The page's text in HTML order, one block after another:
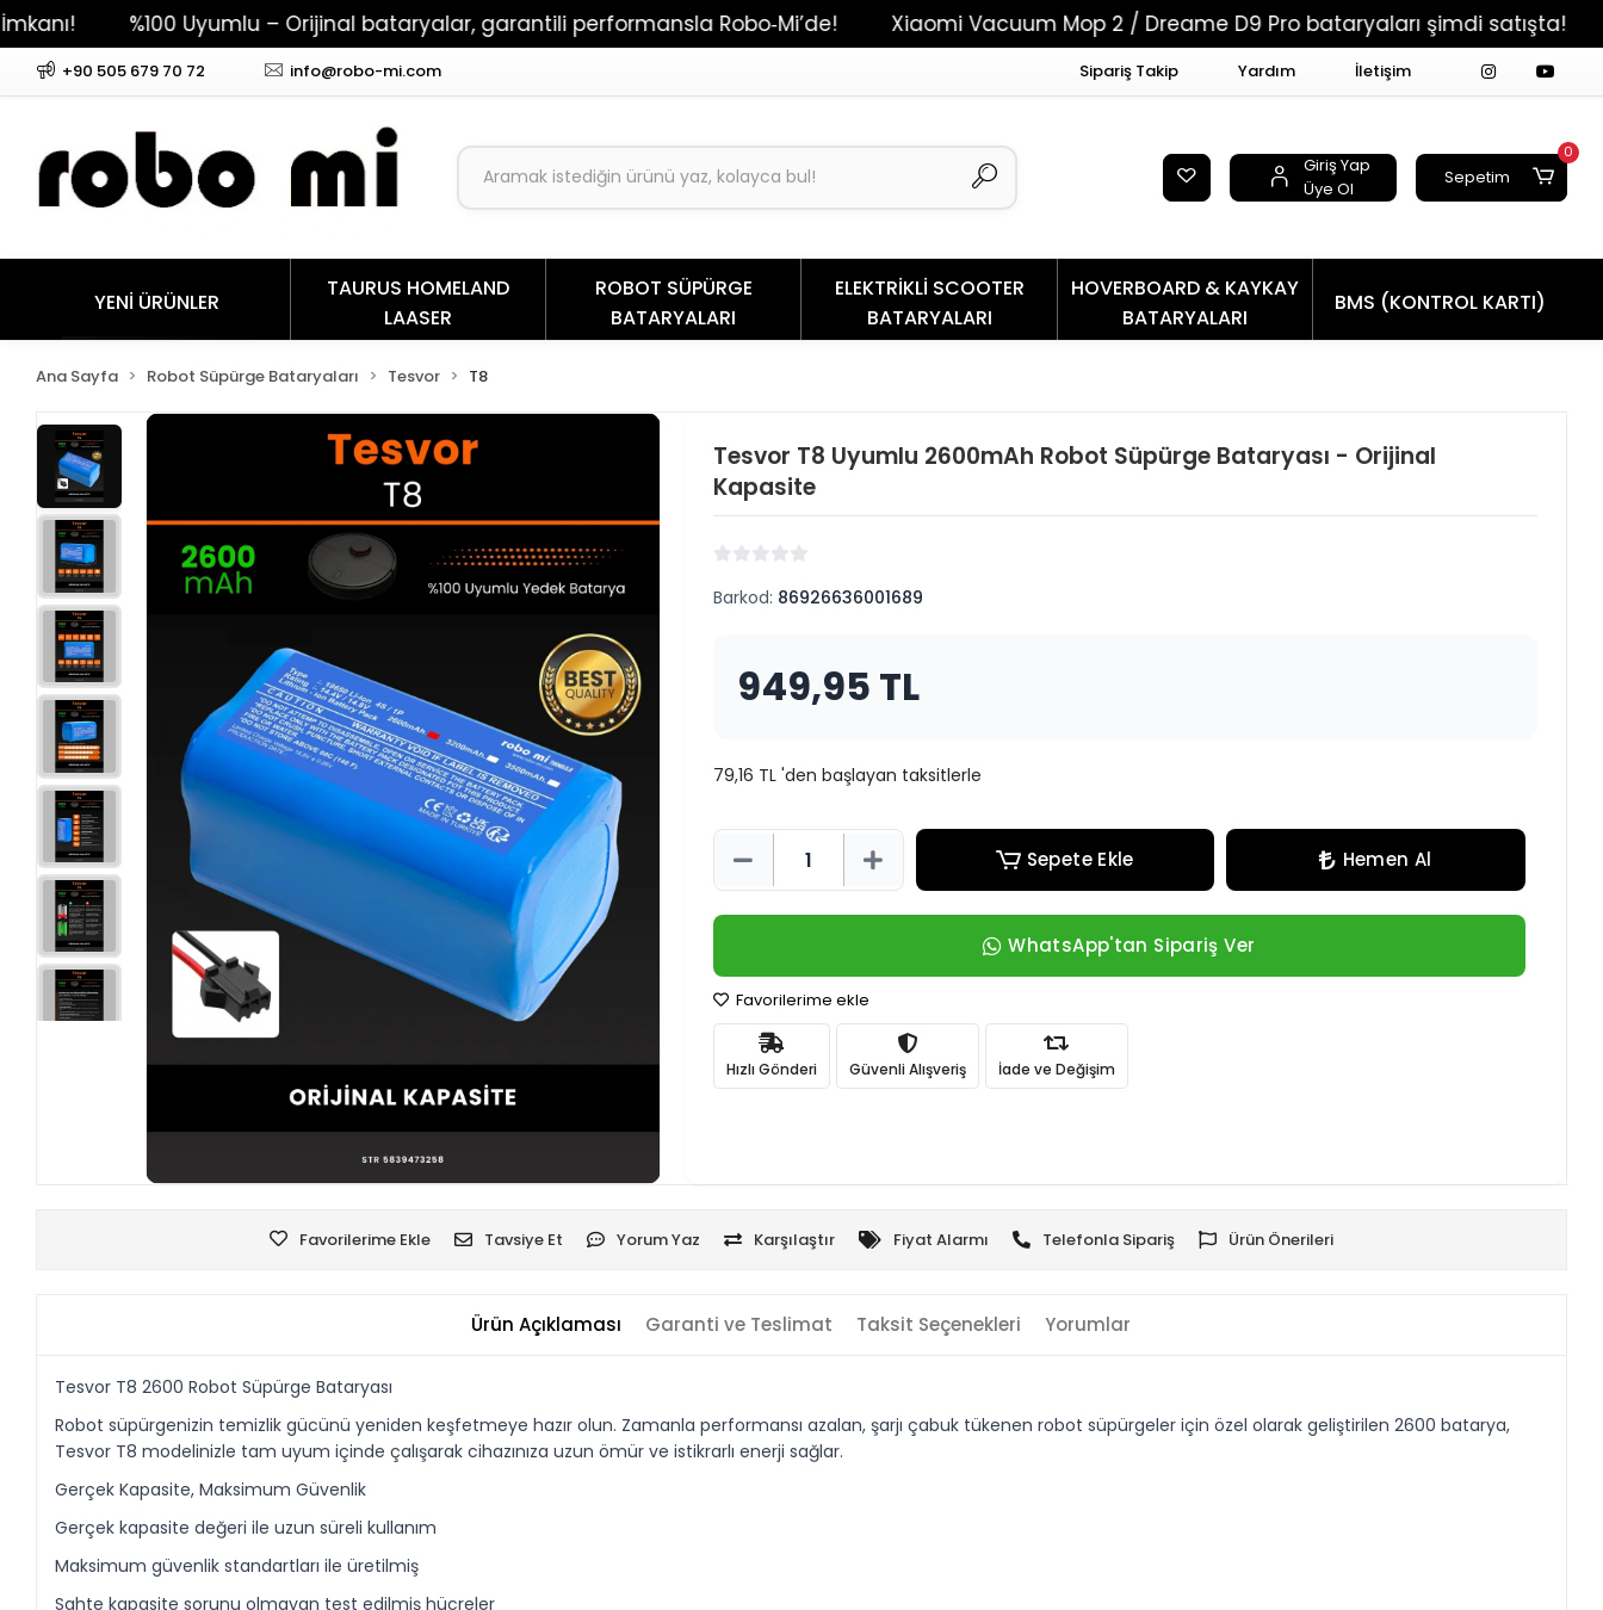
%100 Uyumlu – Orijinal bataryalar, garantili performansla Robo‑Mi’de! Xiaomi Vacuum Mop 2 / Dreame D9 Pro bataryaları şimdi satışta! Tüm
+90 505 679 70 72 info@robo-mi.com Sipariş Takip Yardım İletişim
Giriş Yap
Üye Ol
Sepetim
0
YENİ ÜRÜNLER
TAURUS HOMELAND
LAASER
ROBOT SÜPÜRGE
BATARYALARI
ELEKTRİKLİ SCOOTER
BATARYALARI
HOVERBOARD & KAYKAY
BATARYALARI
BMS (KONTROL KARTI)
Ana Sayfa Robot Süpürge Bataryaları Tesvor T8
Tesvor T8 Uyumlu 2600mAh Robot Süpürge Bataryası - Orijinal
Kapasite
Barkod: 86926636001689
949,95 TL
79,16 TL 'den başlayan taksitlerle
Sepete Ekle Hemen Al
WhatsApp'tan Sipariş Ver
Favorilerime ekle
Hızlı Gönderi Güvenli Alışveriş İade ve Değişim
Favorilerime Ekle Tavsiye Et Yorum Yaz Karşılaştır Fiyat Alarmı Telefonla Sipariş Ürün Önerileri
Ürün Açıklaması Garanti ve Teslimat Taksit Seçenekleri Yorumlar
Tesvor T8 2600 Robot Süpürge Bataryası
Robot süpürgenizin temizlik gücünü yeniden keşfetmeye hazır olun. Zamanla performansı azalan, şarjı çabuk tükenen robot süpürgeler için özel olarak geliştirilen 2600 batarya,
Tesvor T8 modelinizle tam uyum içinde çalışarak cihazınıza uzun ömür ve istikrarlı enerji sağlar.
Gerçek Kapasite, Maksimum Güvenlik
Gerçek kapasite değeri ile uzun süreli kullanım
Maksimum güvenlik standartları ile üretilmiş
Sahte kapasite sorunu olmayan test edilmiş hücreler